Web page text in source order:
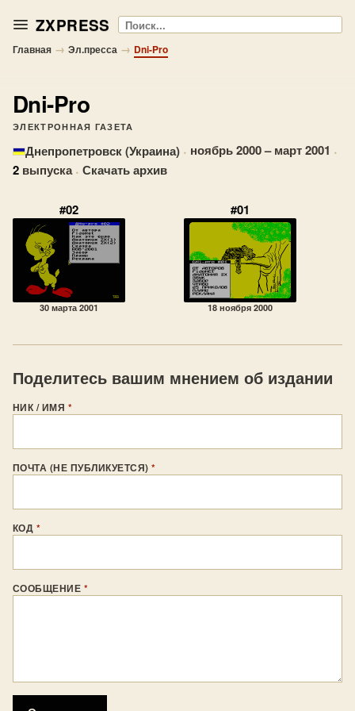
ZXPRESS Поиск
Главная → Эл.пресса → Dni-Pro
Dni-Pro
ЭЛЕКТРОННАЯ ГАЗЕТА
Днепропетровск (Украина) · ноябрь 2000 – март 2001 ·
2 выпуска · Скачать архив
#02
30 марта 2001
#01
18 ноября 2000
Поделитесь вашим мнением об издании
НИК / ИМЯ *
ПОЧТА (НЕ ПУБЛИКУЕТСЯ)*
КОД *
СООБЩЕНИЕ *